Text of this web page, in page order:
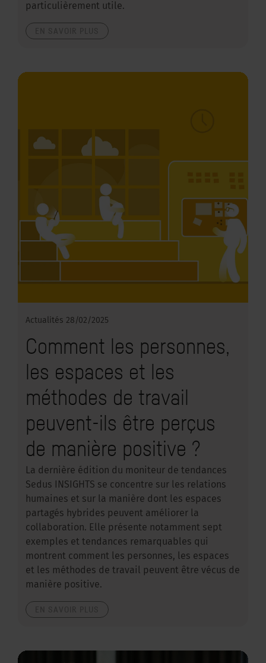
particulièrement utile.
Actualités 28/02/2025
Comment les personnes,
les espaces et les
méthodes de travail
peuvent-ils être perçus
de manière positive ?
La dernière édition du moniteur de tendances
Sedus INSIGHTS se concentre sur les relations
humaines et sur la manière dont les espaces
partagés hybrides peuvent améliorer la
collaboration. Elle présente notamment sept
exemples et tendances remarquables qui
montrent comment les personnes, les espaces
et les méthodes de travail peuvent être vécus de
manière positive.